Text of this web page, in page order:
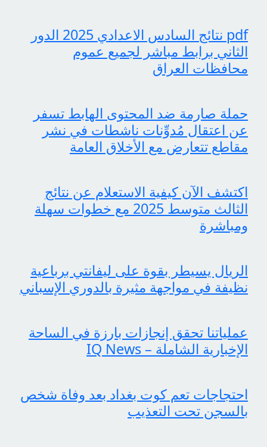
pdf نتائج السادس الاعدادي 2025 الدور
الثاني برابط مباشر لجميع عموم
محافظات العراق
حملة صارمة ضد المحتوى الهابط تسفر
عن اعتقال مُدوِّنات ناشطات في نشر
مقاطع تتعارض مع الأخلاق العامة
اكتشف الآن كيفية الاستعلام عن نتائج
الثالث متوسط 2025 مع خطوات سهلة
ومباشرة
الريال يسيطر بقوة على ليفانتي برباعية
نظيفة في مواجهة مثيرة بالدوري الإسباني
عملياتنا تحقق إنجازات بارزة في الساحة
الإخبارية الشاملة – IQ News
احتجاجات تعم كوت بغداد بعد وفاة شخص
بالسجن تحت التعذيب